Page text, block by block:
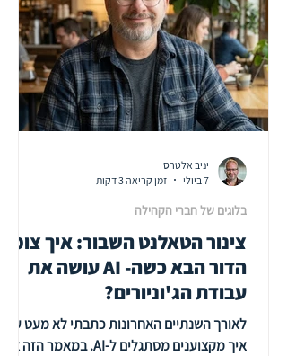
מפחד שיקרה כאן
צינור הטאלנט השבור: איך צומח
הדור הבא כשה- AI עושה את
עבודת הג'וניורים?
לאורך השנתיים האחרונות כתבתי לא מעט על
איך מקצוענים מסתגלים ל-AI. במאמר הזה אני
בלוגים של חברי הקהילה
יניב אלטרס
7 ביולי
זמן קריאה 3 דקות